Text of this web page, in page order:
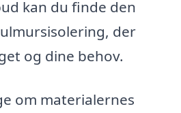
kan du finde den
der
og dine behov.
om materialernes